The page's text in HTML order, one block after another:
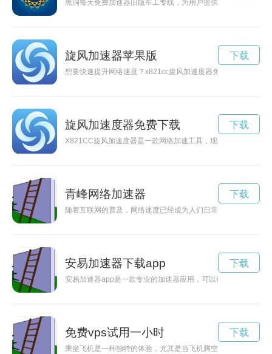
黑洞每天免费加速器旧版军工专线，为用户提供高速网络体验，
旋风加速器苹果版
想要快速提升网络速度？x821cc旋风加速度器免费为您提供更
下载
旋风加速度器免费下载
X821CC旋风加速度器是一款网络加速工具，现在限时免费赠
下载
青峰网络加速器
随着互联网的普及，网络速度已经成为人们日常生活中不可或
下载
安易加速器下载app
安易加速器app是一款专业的加速器应用，可以帮助用户解决
下载
免费vps试用一小时
乘坐飞机是一种独特的体验，尤其是当飞机腾空起飞、飞行中
下载